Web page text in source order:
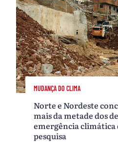
MUDANÇA DO CLIMA
Norte e Nordeste
mais da metade dos
emergência climática
pesquisa